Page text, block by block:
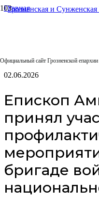
Официальный сайт Грозненской епархии
Главная
02.06.2026
Епископ
принял
бригаде